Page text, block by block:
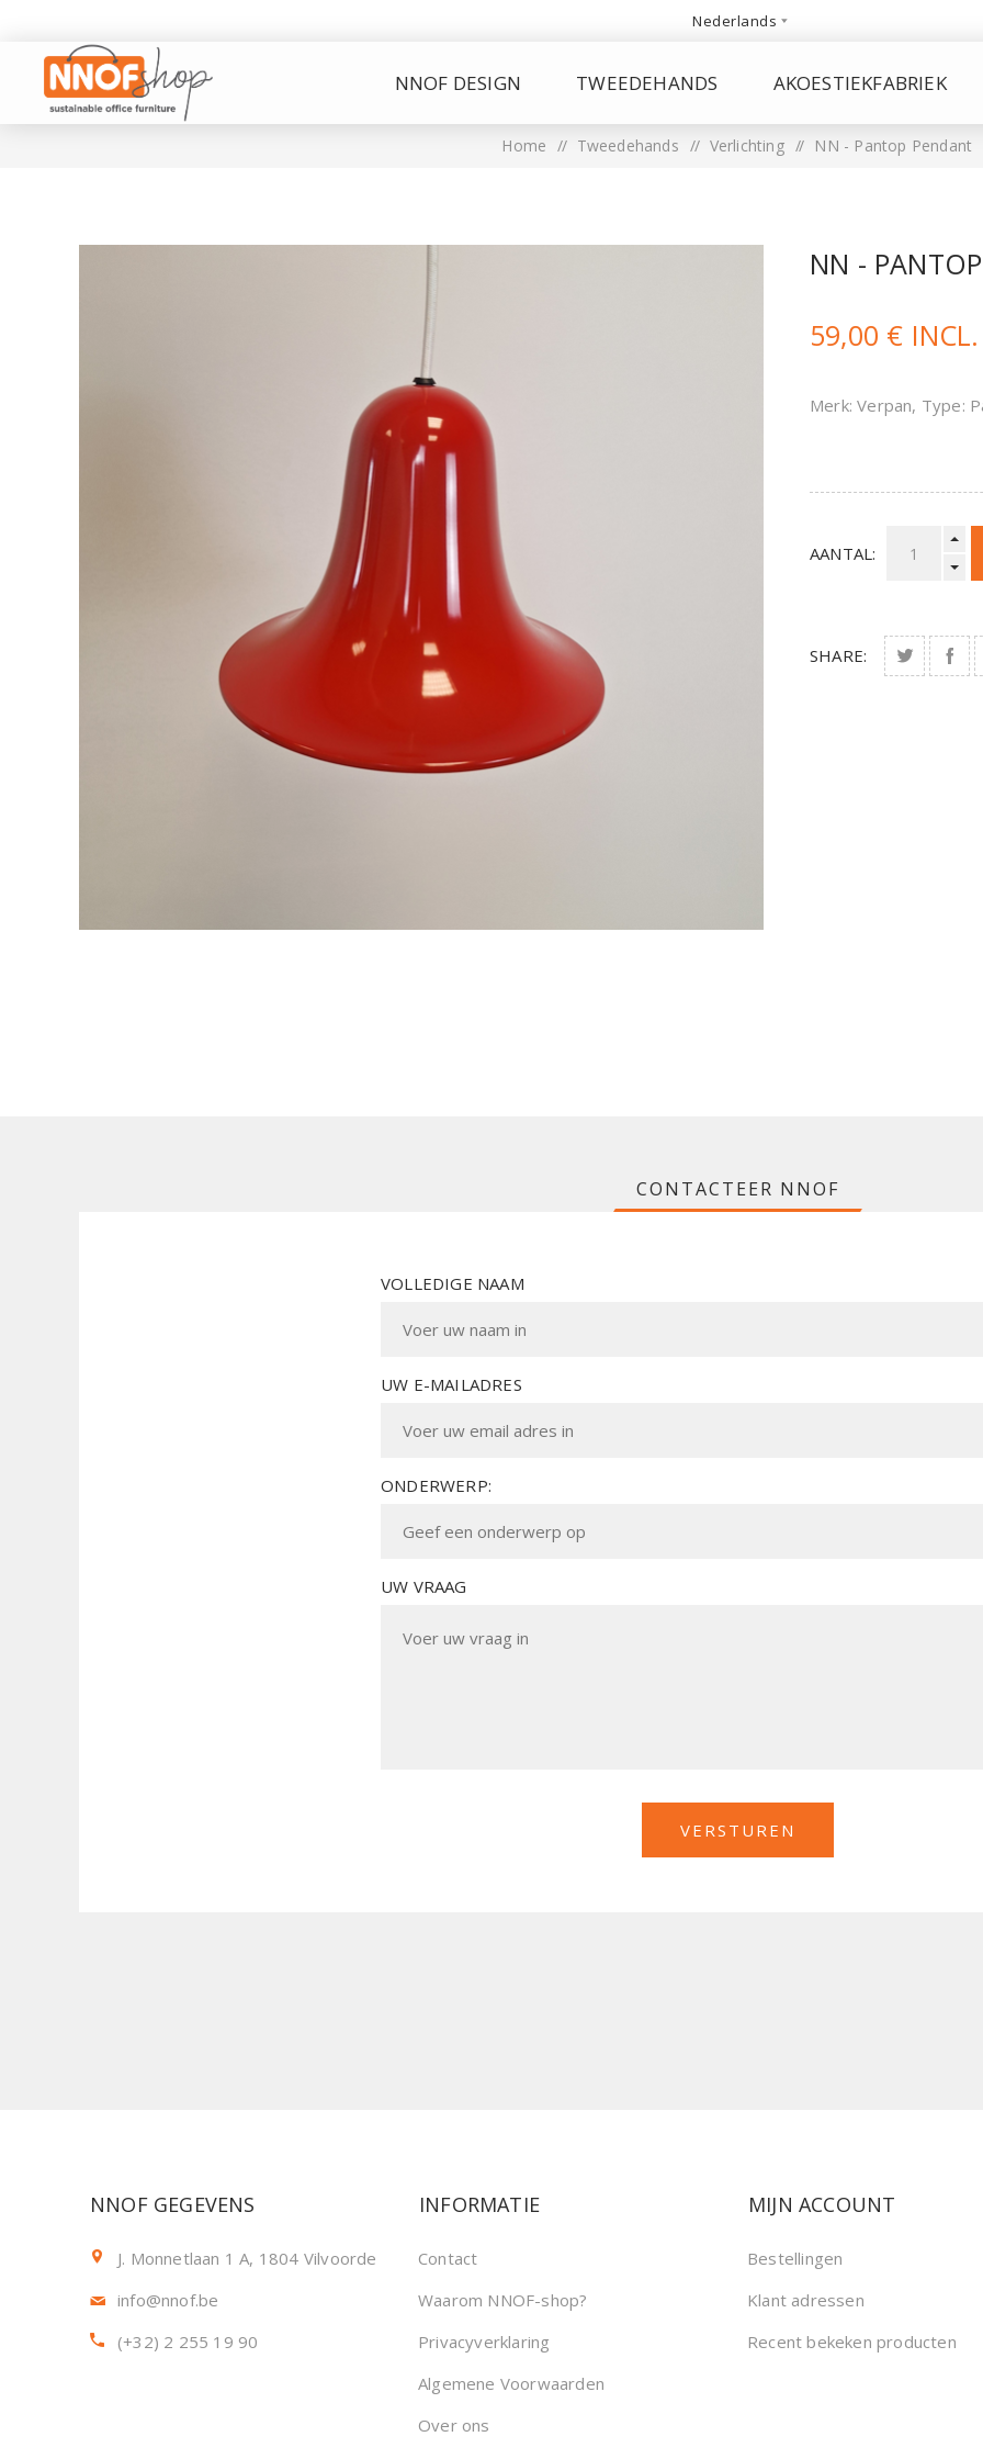
NNOF DESIGN TWEEDEHANDS AKOESTIEKFABRIEK
Home / Tweedehands / Verlichting / NN - Pantop Pendant
NN -
59,00 €
Merk: Verpan, Type:
AANTAL:
SHARE:
CONTACTEER NNOF
VOLLEDIGE NAAM
UW E-MAILADRES
ONDERWERP:
UW VRAAG
NNOF GEGEVENS
J. Monnetlaan 1 A, 1804 Vilvoorde
info@nnof.be
(+32) 2 255 19 90
INFORMATIE
Contact
Waarom NNOF-shop?
Privacyverklaring
Algemene Voorwaarden
Over ons
MIJN ACCOUNT
Bestellingen
Klant adressen
Recent bekeken producten